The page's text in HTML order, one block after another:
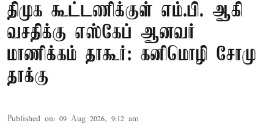
திமுக கூட்டணிக்குள் எம்.பி. ஆகி
வசதிக்கு எஸ்கேப் ஆனவர்
மாணிக்கம் தாகூர்: கனிமொழி சோமு
தாக்கு
Published on: 09 Aug 2026, 9:12 am